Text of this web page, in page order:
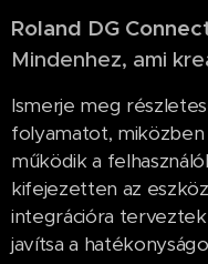
Roland DG
Mindenhez, ami
Ismerje meg
folyamatot,
működik a
kifejezetten az
integrációra
javítsa a